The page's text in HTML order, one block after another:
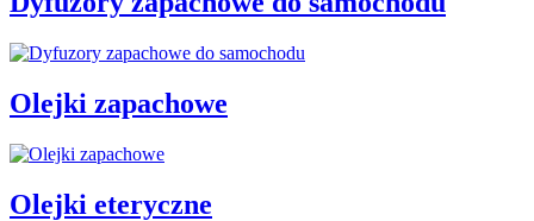
Olejki zapachowe
Olejki eteryczne